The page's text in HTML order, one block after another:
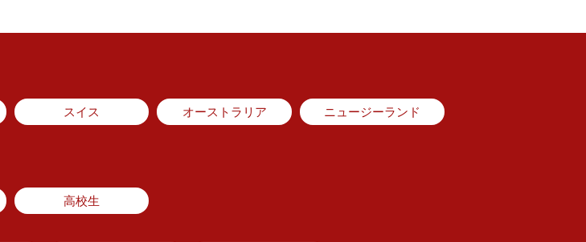
スイス オーストラリア ニュージーランド
高校生